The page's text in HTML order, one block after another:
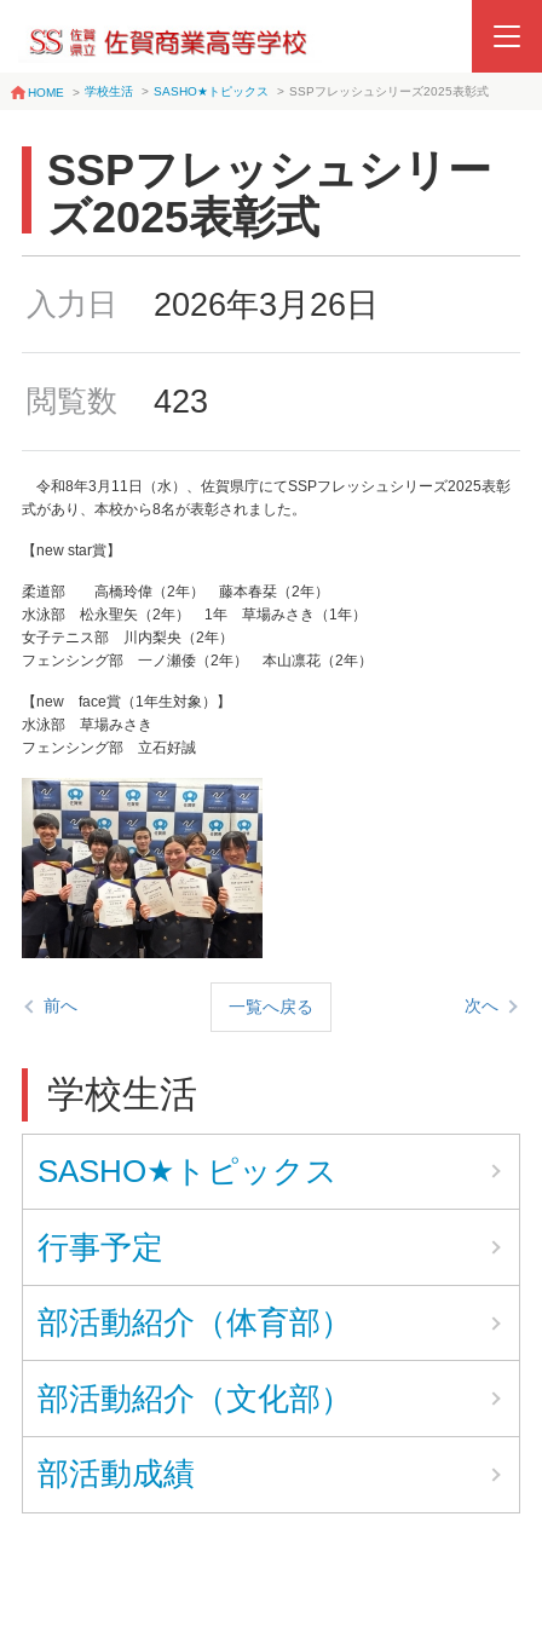
HOME > 学校生活 > SASHO★トピックス > SSPフレッシュシリーズ2025表彰式
SSPフレッシュシリー
ズ2025表彰式
入力日 2026年3月26日
閲覧数 423
令和8年3月11日（水）、佐賀県庁にてSSPフレッシュシリーズ2025表彰
式があり、本校から8名が表彰されました。
【new star賞】
柔道部 高橋玲偉（2年） 藤本春栞（2年）
水泳部 松永聖矢（2年） 1年 草場みさき（1年）
女子テニス部 川内梨央（2年）
フェンシング部 一ノ瀬倭（2年） 本山凛花（2年）
【new face賞（1年生対象）】
水泳部 草場みさき
フェンシング部 立石好誠
前へ 一覧へ戻る 次へ
学校生活
SASHO★トピックス
行事予定
部活動紹介（体育部）
部活動紹介（文化部）
部活動成績